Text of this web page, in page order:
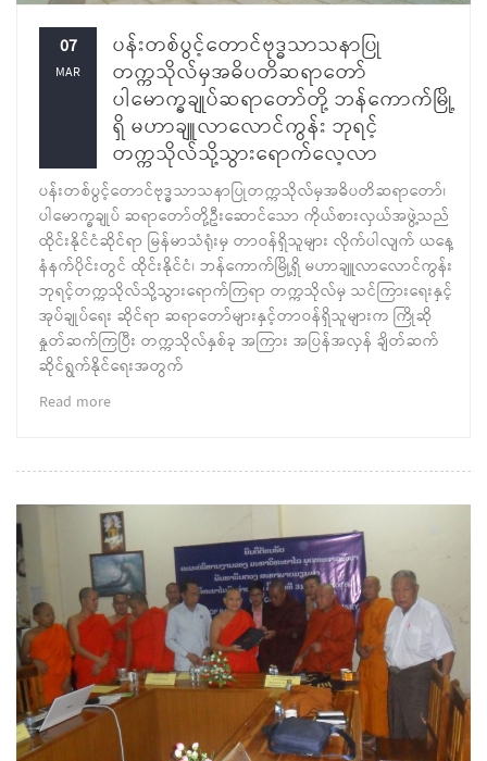
07
MAR
ပန်းတစ်ပွင့်တောင်ဗုဒ္ဓသာသနာပြု
တက္ကသိုလ်မှအဓိပတိဆရာတော်
ပါမောက္ခချုပ်ဆရာတော်တို့ ဘန်ကောက်မြို့
ရှိ မဟာချူလာလောင်ကွန်း ဘုရင့်
တက္ကသိုလ်သို့သွားရောက်လေ့လာ
ပန်းတစ်ပွင့်တောင်ဗုဒ္ဓသာသနာပြုတက္ကသိုလ်မှအဓိပတိဆရာတော်၊
ပါမောက္ခချုပ် ဆရာတော်တို့ဦးဆောင်သော ကိုယ်စားလှယ်အဖွဲ့သည်
ထိုင်းနိုင်ငံဆိုင်ရာ မြန်မာသံရုံးမှ တာဝန်ရှိသူများ လိုက်ပါလျက် ယနေ့
နံနက်ပိုင်းတွင် ထိုင်းနိုင်ငံ၊ ဘန်ကောက်မြို့ရှိ မဟာချူလာလောင်ကွန်း
ဘုရင့်တက္ကသိုလ်သို့သွားရောက်ကြရာ တက္ကသိုလ်မှ သင်ကြားရေးနှင့်
အုပ်ချုပ်ရေး ဆိုင်ရာ ဆရာတော်များနှင့်တာဝန်ရှိသူများက ကြိုဆို
နှုတ်ဆက်ကြပြီး တက္ကသိုလ်နှစ်ခု အကြား အပြန်အလှန် ချိတ်ဆက်
ဆိုင်ရွက်နိုင်ရေးအတွက်
Read more